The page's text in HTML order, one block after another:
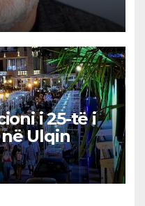
i 25-të i
Ulqin